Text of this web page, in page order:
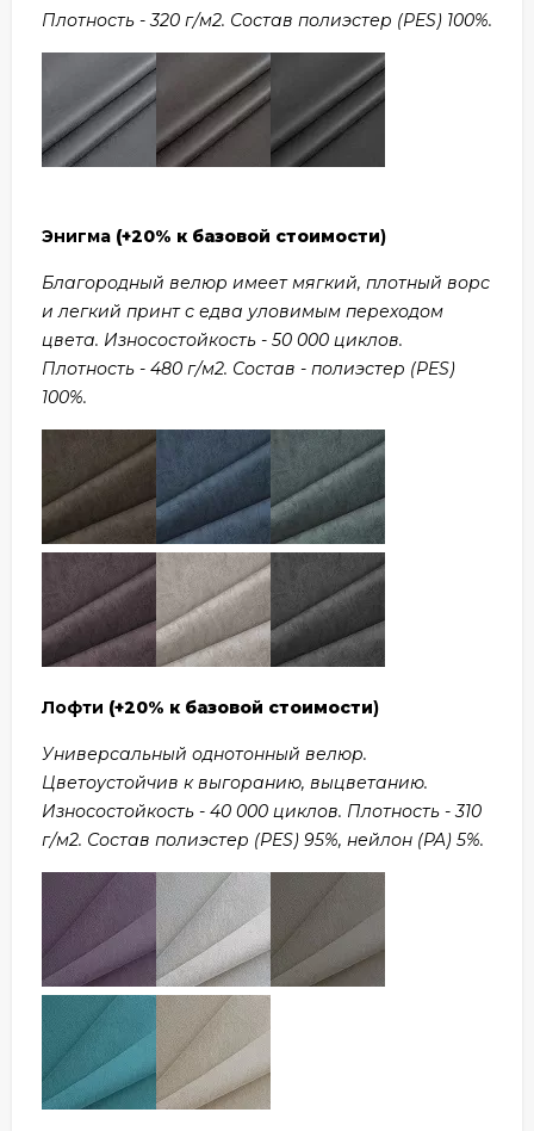
Плотность - 320 г/м2. Состав полиэстер (PES) 100%.
Энигма (+20% к базовой стоимости)
Благородный велюр имеет мягкий, плотный ворс
и легкий принт с едва уловимым переходом
цвета. Износостойкость - 50 000 циклов.
Плотность - 480 г/м2. Состав - полиэстер (PES)
100%.
Лофти (+20% к базовой стоимости)
Универсальный однотонный велюр.
Цветоустойчив к выгоранию, выцветанию.
Износостойкость - 40 000 циклов. Плотность - 310
г/м2. Состав полиэстер (PES) 95%, нейлон (PA) 5%.